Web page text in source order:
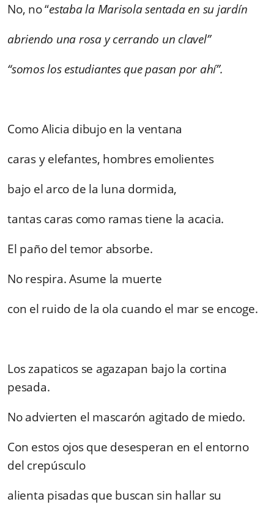
No, no “estaba la Marisola sentada en su jardín
abriendo una rosa y cerrando un clavel”
“somos los estudiantes que pasan por ahí”.
Como Alicia dibujo en la ventana
caras y elefantes, hombres emolientes
bajo el arco de la luna dormida,
tantas caras como ramas tiene la acacia.
El paño del temor absorbe.
No respira. Asume la muerte
con el ruido de la ola cuando el mar se encoge.
Los zapaticos se agazapan bajo la cortina
pesada.
No advierten el mascarón agitado de miedo.
Con estos ojos que desesperan en el entorno
del crepúsculo
alienta pisadas que buscan sin hallar su